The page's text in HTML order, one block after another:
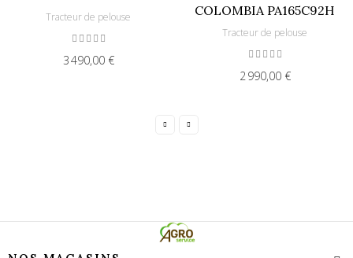
Tracteur de pelouse
3 490,00 €
COLOMBIA PA165C92H
Tracteur de pelouse
2 990,00 €